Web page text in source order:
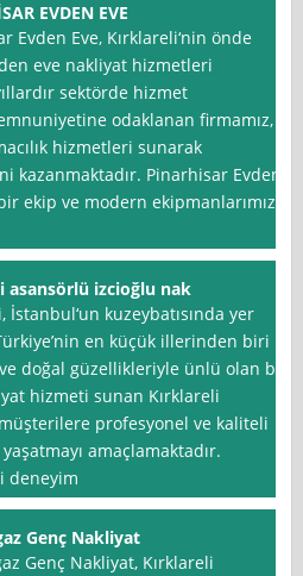
EVDEN EVE
Evden Eve, Kırklareli‘nin önde
eve nakliyat hizmetleri
sektörde hizmet
odaklanan firmamız,
hizmetleri sunarak
kazanmaktadır. Pinarhisar Evden
ekip ve modern ekipmanlarımız
asansörlü izcioğlu nak
İstanbul‘un kuzeybatısında yer
en küçük illerinden biri
doğal güzellikleriyle ünlü olan bu
hizmeti sunan Kırklareli
profesyonel ve kaliteli
amaçlamaktadır.
deneyim
Genç Nakliyat
Genç Nakliyat, Kırklareli